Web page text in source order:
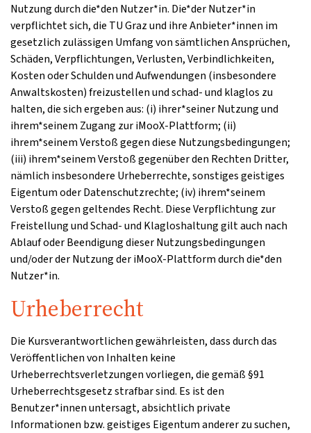
Nutzung durch die*den Nutzer*in. Die*der Nutzer*in
verpflichtet sich, die TU Graz und ihre Anbieter*innen im
gesetzlich zulässigen Umfang von sämtlichen Ansprüchen,
Schäden, Verpflichtungen, Verlusten, Verbindlichkeiten,
Kosten oder Schulden und Aufwendungen (insbesondere
Anwaltskosten) freizustellen und schad- und klaglos zu
halten, die sich ergeben aus: (i) ihrer*seiner Nutzung und
ihrem*seinem Zugang zur iMooX-Plattform; (ii)
ihrem*seinem Verstoß gegen diese Nutzungsbedingungen;
(iii) ihrem*seinem Verstoß gegenüber den Rechten Dritter,
nämlich insbesondere Urheberrechte, sonstiges geistiges
Eigentum oder Datenschutzrechte; (iv) ihrem*seinem
Verstoß gegen geltendes Recht. Diese Verpflichtung zur
Freistellung und Schad- und Klagloshaltung gilt auch nach
Ablauf oder Beendigung dieser Nutzungsbedingungen
und/oder der Nutzung der iMooX-Plattform durch die*den
Nutzer*in.
Urheberrecht
Die Kursverantwortlichen gewährleisten, dass durch das
Veröffentlichen von Inhalten keine
Urheberrechtsverletzungen vorliegen, die gemäß §91
Urheberrechtsgesetz strafbar sind. Es ist den
Benutzer*innen untersagt, absichtlich private
Informationen bzw. geistiges Eigentum anderer zu suchen,